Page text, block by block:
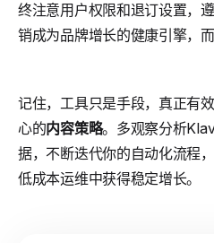
终注意用户权限和退订设置，
销成为品牌增长的健康引擎，而
记住，工具只是手段，真正有
心的内容策略。多观察分析
据，不断迭代你的自动化流程
低成本运维中获得稳定增长。